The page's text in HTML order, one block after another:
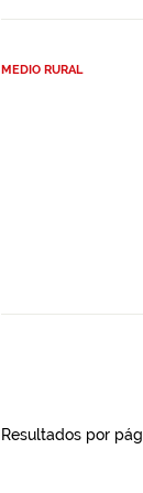
MEDIO RURAL
Resultados por